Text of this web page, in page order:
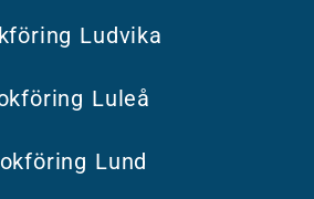
Ludvika
Luleå
Lund